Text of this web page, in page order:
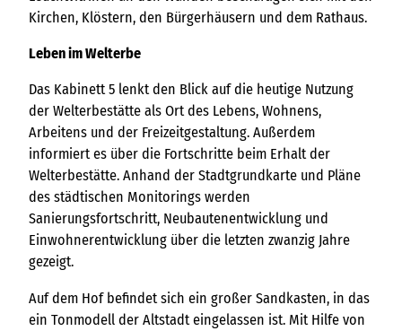
Kirchen, Klöstern, den Bürgerhäusern und dem Rathaus.
Leben im Welterbe
Das Kabinett 5 lenkt den Blick auf die heutige Nutzung
der Welterbestätte als Ort des Lebens, Wohnens,
Arbeitens und der Freizeitgestaltung. Außerdem
informiert es über die Fortschritte beim Erhalt der
Welterbestätte. Anhand der Stadtgrundkarte und Pläne
des städtischen Monitorings werden
Sanierungsfortschritt, Neubautenentwicklung und
Einwohnerentwicklung über die letzten zwanzig Jahre
gezeigt.
Auf dem Hof befindet sich ein großer Sandkasten, in das
ein Tonmodell der Altstadt eingelassen ist. Mit Hilfe von